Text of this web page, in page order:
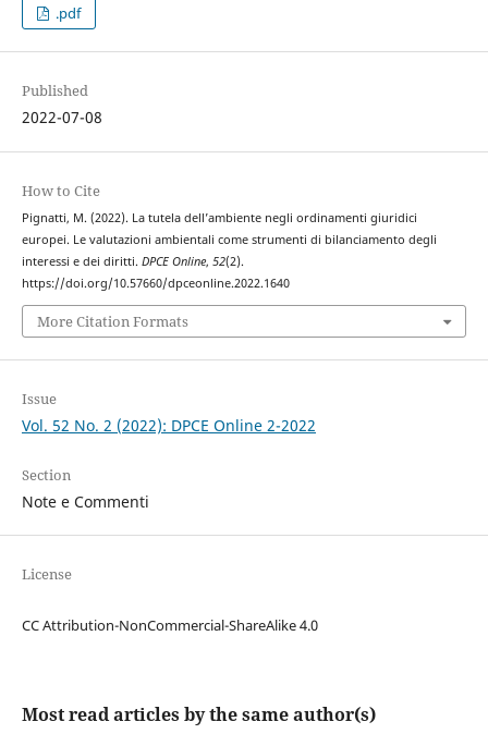
.pdf
Published
2022-07-08
How to Cite
Pignatti, M. (2022). La tutela dell’ambiente negli ordinamenti giuridici
europei. Le valutazioni ambientali come strumenti di bilanciamento degli
interessi e dei diritti. DPCE Online, 52(2).
https://doi.org/10.57660/dpceonline.2022.1640
More Citation Formats
Issue
Vol. 52 No. 2 (2022): DPCE Online 2-2022
Section
Note e Commenti
License
CC Attribution-NonCommercial-ShareAlike 4.0
Most read articles by the same author(s)